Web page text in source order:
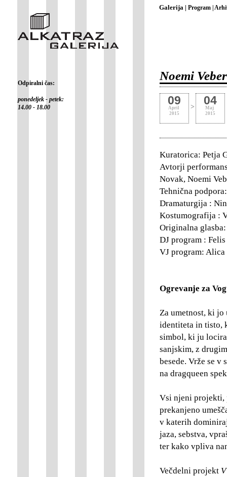
Galerija | Program |
Odpiralni čas:
ponedeljek - petek:
14.00 - 18.00
Noemi
09
April
2015
> 04
Maj
2015
Kuratorica: Petja
Avtorji
Novak, Noemi
Tehnična
Dramaturgija :
Kostumografija :
Originalna
DJ program : Felis
VJ program: Alica
Ogrevanje za
Za umetnost, ki
identiteta in tisto,
simbol, ki ju
sanjskim, z
besede. Vrže se v
na dragqueen
Vsi njeni projekti,
prekanjeno
v katerih
jaza, sebstva,
ter kako vpliva
Večdelni projekt